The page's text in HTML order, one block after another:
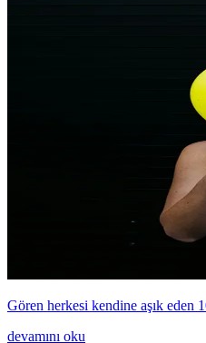
Gören herkesi kendine aşık eden
devamını oku